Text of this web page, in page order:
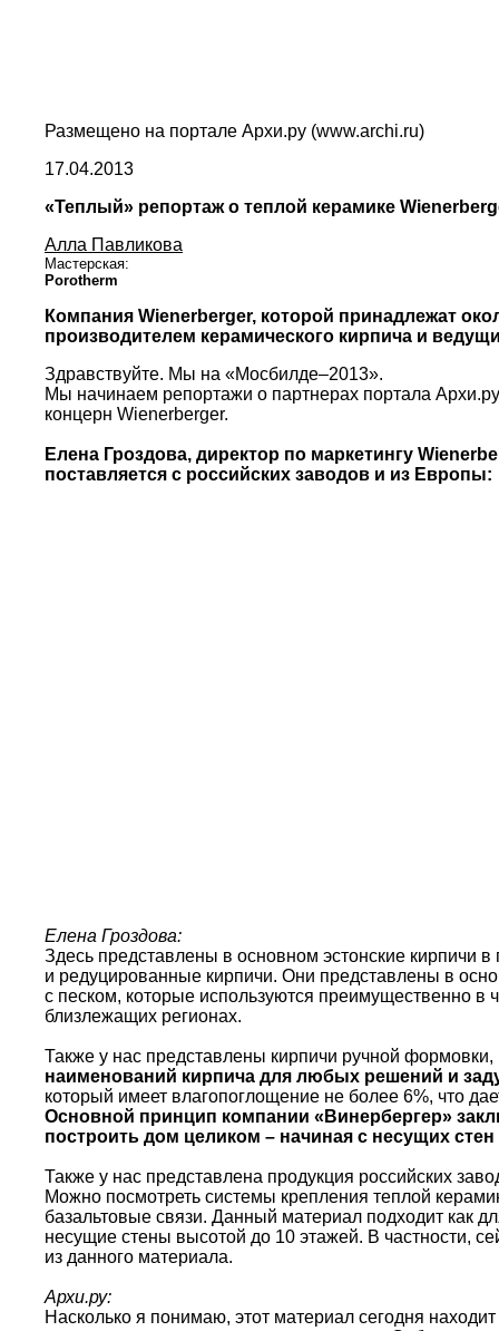
Размещено на портале Архи.ру (www.archi.ru)
17.04.2013
«Теплый» репортаж о теплой керамике
Алла Павликова
Мастерская:
Porotherm
Компания Wienerberger, которой принадлежат
производителем керамического кирпича и
Здравствуйте. Мы на «Мосбилде–2013».
Мы начинаем репортажи о партнерах портала
концерн Wienerberger.
Елена Гроздова, директор по маркетингу
поставляется с российских заводов и из Европы:
Елена Гроздова:
Здесь представлены в основном эстонские кирпичи
и редуцированные кирпичи. Они представлены в
с песком, которые используются преимущественно в
близлежащих регионах.
Также у нас представлены кирпичи ручной
наименований кирпича для любых решений и
который имеет влагопоглощение не более 6%, что
Основной принцип компании «Винербергер»
построить дом целиком – начиная с несущих
Также у нас представлена продукция российских
Можно посмотреть системы крепления теплой
базальтовые связи. Данный материал подходит как
несущие стены высотой до 10 этажей. В частности,
из данного материала.
Архи.ру:
Насколько я понимаю, этот материал сегодня